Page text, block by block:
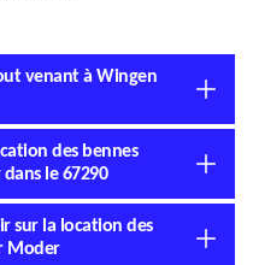
venant à Wingen
des bennes
le 67290
sur la location des
Moder